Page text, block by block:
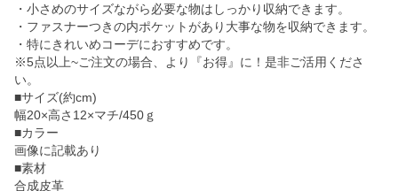
・小さめのサイズながら必要な物はしっかり収納できます。
・ファスナーつきの内ポケットがあり大事な物を収納できます。
・特にきれいめコーデにおすすめです。
※5点以上~ご注文の場合、より『お得』に！是非ご活用くださ
い。
■サイズ(約cm)
幅20×高さ12×マチ/450ｇ
■カラー
画像に記載あり
■素材
合成皮革